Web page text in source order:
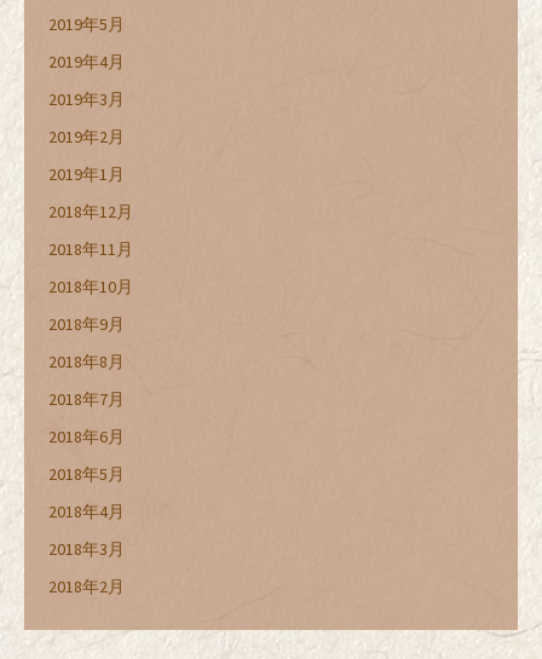
2019年5月
2019年4月
2019年3月
2019年2月
2019年1月
2018年12月
2018年11月
2018年10月
2018年9月
2018年8月
2018年7月
2018年6月
2018年5月
2018年4月
2018年3月
2018年2月